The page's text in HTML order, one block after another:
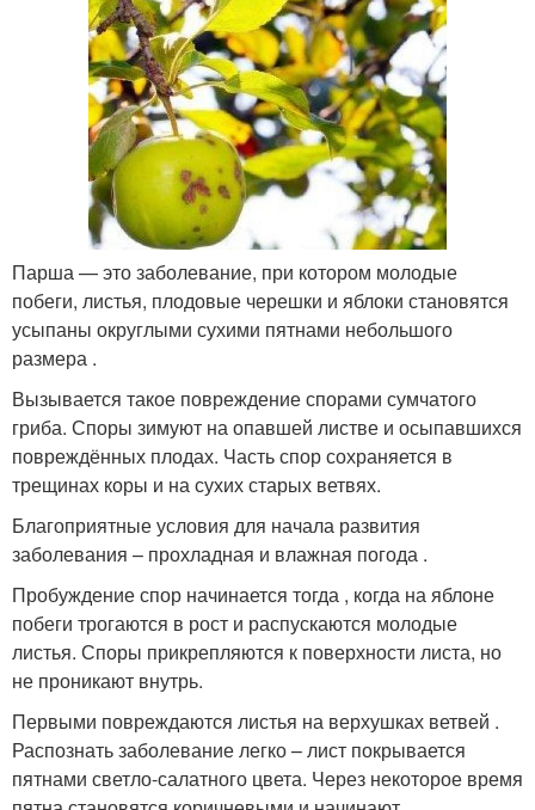
Парша — это заболевание, при котором молодые
побеги, листья, плодовые черешки и яблоки становятся
усыпаны округлыми сухими пятнами небольшого
размера .
Вызывается такое повреждение спорами сумчатого
гриба. Споры зимуют на опавшей листве и осыпавшихся
повреждённых плодах. Часть спор сохраняется в
трещинах коры и на сухих старых ветвях.
Благоприятные условия для начала развития
заболевания – прохладная и влажная погода .
Пробуждение спор начинается тогда , когда на яблоне
побеги трогаются в рост и распускаются молодые
листья. Споры прикрепляются к поверхности листа, но
не проникают внутрь.
Первыми повреждаются листья на верхушках ветвей .
Распознать заболевание легко – лист покрывается
пятнами светло-салатного цвета. Через некоторое время